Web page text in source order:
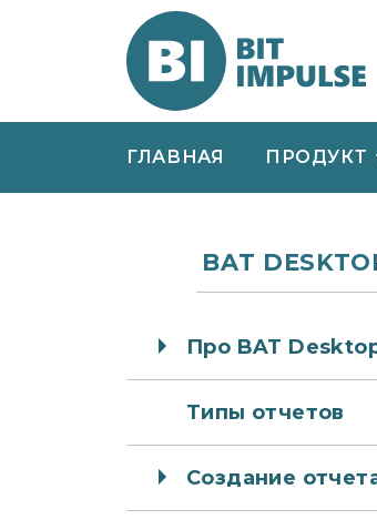
ГЛАВНАЯ ПРОДУКТ
BAT
Про BAT
Типы отчетов
Создание